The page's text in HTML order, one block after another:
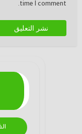
time I comment.